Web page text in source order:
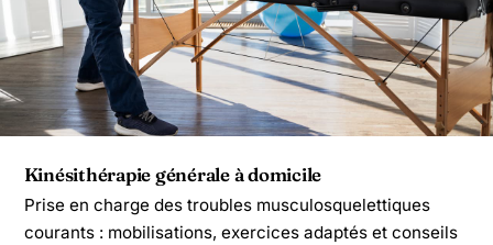
Kinésithérapie générale à domicile
Prise en charge des troubles musculosquelettiques
courants : mobilisations, exercices adaptés et conseils